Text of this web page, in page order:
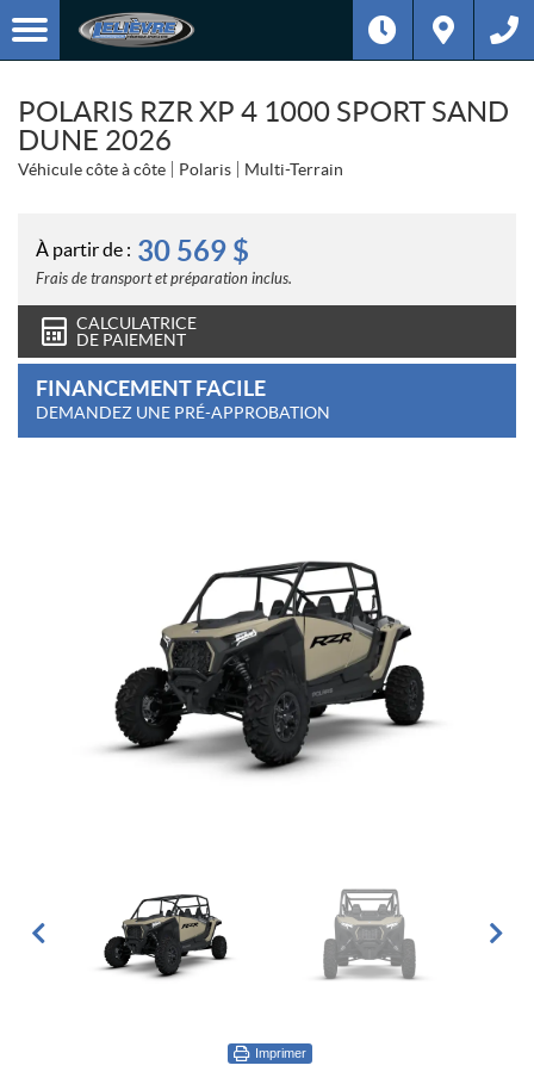
POLARIS RZR XP 4 1000 SPORT SAND
DUNE 2026
Véhicule côte à côte Polaris Multi-Terrain
À partir de : 30 569 $
Frais de transport et préparation inclus.
CALCULATRICE
DE PAIEMENT
FINANCEMENT FACILE
DEMANDEZ UNE PRÉ-APPROBATION
Imprimer